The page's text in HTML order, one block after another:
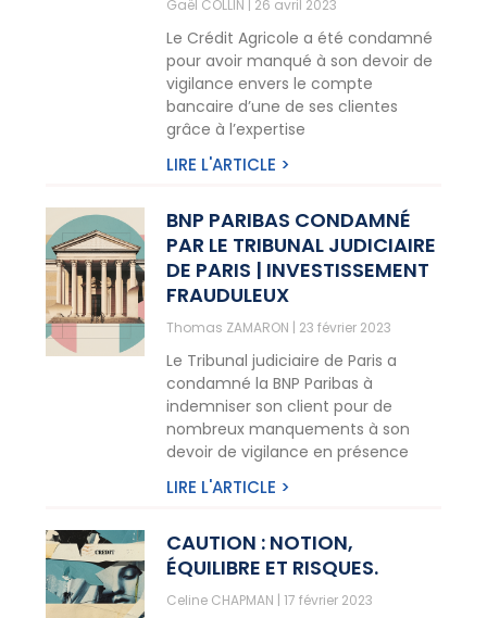
Gaël COLLIN 26 avril 2023
Le Crédit Agricole a été condamné
pour avoir manqué à son devoir de
vigilance envers le compte
bancaire d’une de ses clientes
grâce à l’expertise
LIRE L'ARTICLE >
BNP PARIBAS CONDAMNÉ
PAR LE TRIBUNAL JUDICIAIRE
DE PARIS | INVESTISSEMENT
FRAUDULEUX
Thomas ZAMARON 23 février 2023
Le Tribunal judiciaire de Paris a
condamné la BNP Paribas à
indemniser son client pour de
nombreux manquements à son
devoir de vigilance en présence
LIRE L'ARTICLE >
CAUTION : NOTION,
ÉQUILIBRE ET RISQUES.
Celine CHAPMAN 17 février 2023